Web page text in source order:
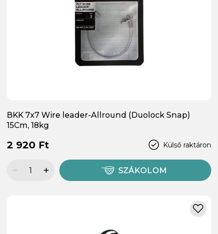
BKK 7x7 Wire leader-Allround (Duolock Snap)
15Cm, 18kg
Külső raktáron
2 920 Ft
SZÁKOLOM